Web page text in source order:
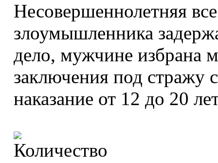
Несовершеннолетняя
злоумышленника
дело, мужчине избрана
заключения под стражу
наказание от 12 до 20